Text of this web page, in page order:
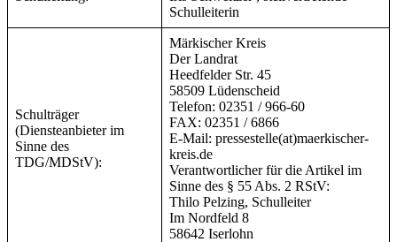
Schulleiterin
Schulträger
(Diensteanbieter im
Sinne des
TDG/MDStV):
Märkischer Kreis
Der Landrat
Heedfelder Str. 45
58509 Lüdenscheid
Telefon: 02351 / 966-60
FAX: 02351 / 6866
E-Mail: pressestelle(at)maerkischer-
kreis.de
Verantwortlicher für die Artikel im
Sinne des § 55 Abs. 2 RStV:
Thilo Pelzing, Schulleiter
Im Nordfeld 8
58642 Iserlohn